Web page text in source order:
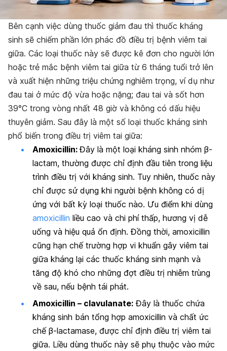
Bên cạnh việc dùng thuốc giảm đau thì thuốc kháng
sinh sẽ chiếm phần lớn phác đồ điều trị bệnh viêm tai
giữa. Các loại thuốc này sẽ được kê đơn cho người lớn
hoặc trẻ mắc bệnh viêm tai giữa từ 6 tháng tuổi trở lên
và xuất hiện những triệu chứng nghiêm trọng, ví dụ như
đau tai ở mức độ vừa hoặc nặng; đau tai và sốt hơn
39°C trong vòng nhất 48 giờ và không có dấu hiệu
thuyên giảm. Sau đây là một số loại thuốc kháng sinh
phổ biến trong điều trị viêm tai giữa:
Amoxicillin:Đây là một loại kháng sinh nhóm β-
lactam, thường được chỉ định đầu tiên trong liệu
trình điều trị với kháng sinh. Tuy nhiên, thuốc này
chỉ được sử dụng khi người bệnh không có dị
ứng với bất kỳ loại thuốc nào. Ưu điểm khi dùng
amoxicillin liều cao và chi phí thấp, hương vị dễ
uống và hiệu quả ổn định. Đồng thời, amoxicillin
cũng hạn chế trường hợp vi khuẩn gây viêm tai
giữa kháng lại các thuốc kháng sinh mạnh và
tăng độ khó cho những đợt điều trị nhiễm trùng
về sau, nếu bệnh tái phát.
Amoxicillin – clavulanate: Đây là thuốc chứa
kháng sinh bán tổng hợp amoxicillin và chất ức
chế β-lactamase, được chỉ định điều trị viêm tai
giữa. Liều dùng thuốc này sẽ phụ thuộc vào mức